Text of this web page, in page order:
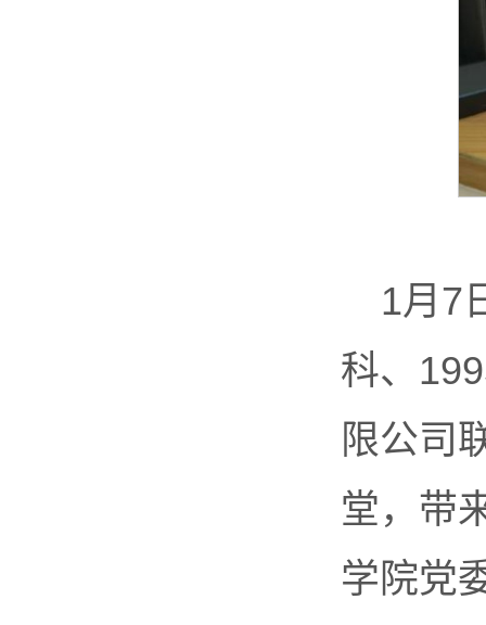
1月7
科、
限公司
堂，带
学院党